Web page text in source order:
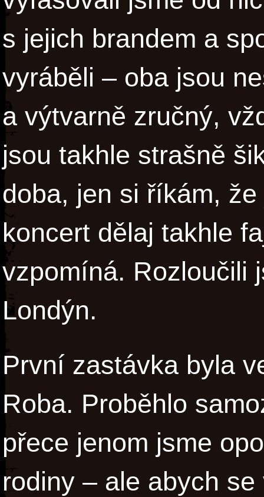
s jejich brandem a
vyráběli – oba jsou
a výtvarně zručný,
jsou takhle strašně
doba, jen si říkám,
koncert dělaj takhle
vzpomíná. Rozloučili
Londýn.
První zastávka byla
Roba. Proběhlo
přece jenom jsme
rodiny – ale abych